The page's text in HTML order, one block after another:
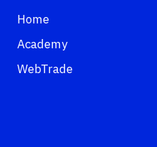
Home
Academy
WebTrade